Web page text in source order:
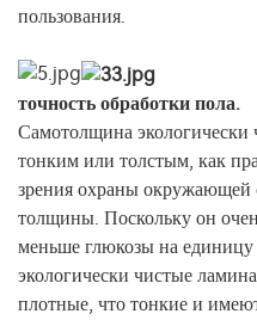
пользования.
точность обработки пола.
Самотолщина экологически
тонким или толстым, как
зрения охраны окружающей
толщины. Поскольку он
меньше глюкозы на
экологически чистые
плотные, что тонкие и